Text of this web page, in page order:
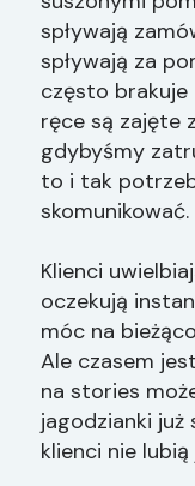
spływają
spływają za
często brakuje
ręce są zajęte
gdybyśmy
to i tak
skomunikować.
Klienci
oczekują
móc na
Ale czasem
na stories
jagodzianki już
klienci nie